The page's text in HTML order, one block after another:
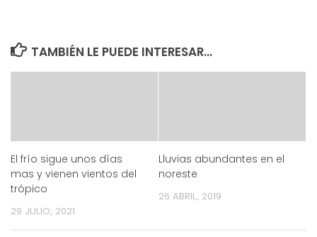
TAMBIÉN LE PUEDE INTERESAR...
El frío sigue unos días
mas y vienen vientos del
trópico
29 JULIO, 2021
Lluvias abundantes en el
noreste
26 ABRIL, 2019